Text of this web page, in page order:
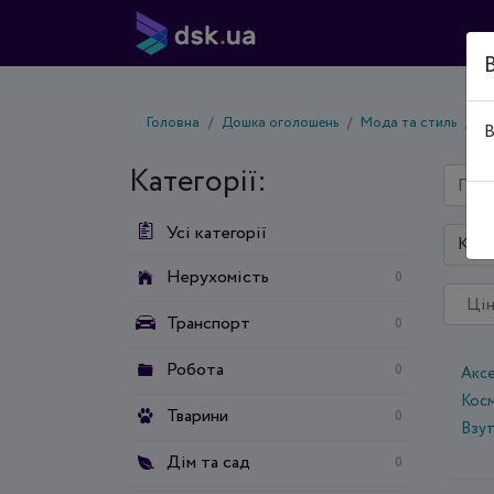
Головна Дошка оголошень Мода та стиль
Категорії:
Усі категорії
Нерухомість
0
Транспорт 0
Робота 0
Тварини 0
Дім та сад 0